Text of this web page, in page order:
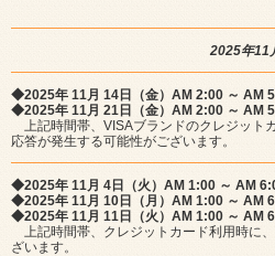
2025年11
◆2025年 11月 14日（金）AM 2:00 ～ AM
◆2025年 11月 21日（金）AM 2:00 ～ AM
上記時間帯、VISAブランドのクレジット
応答が発生する可能性がございます。
◆2025年 11月 4日（火）AM 1:00 ～ AM
◆2025年 11月 10日（月）AM 1:00 ～ AM
◆2025年 11月 11日（火）AM 1:00 ～ AM
上記時間帯、クレジットカード利用時に
ざいます。